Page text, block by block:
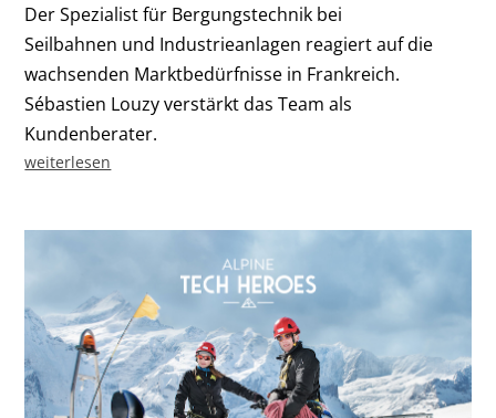
Der Spezialist für Bergungstechnik bei
Seilbahnen und Industrieanlagen reagiert auf die
wachsenden Marktbedürfnisse in Frankreich.
Sébastien Louzy verstärkt das Team als
Kundenberater.
weiterlesen